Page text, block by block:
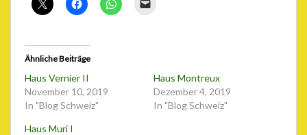
Ähnliche Beiträge
Haus Vernier II
November 10, 2019
In "Blog Schweiz"
Haus Montreux
Dezember 4, 2019
In "Blog Schweiz"
Haus Muri I